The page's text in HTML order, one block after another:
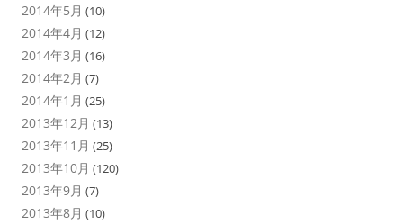
2014年5月 (10)
2014年4月 (12)
2014年3月 (16)
2014年2月 (7)
2014年1月 (25)
2013年12月 (13)
2013年11月 (25)
2013年10月 (120)
2013年9月 (7)
2013年8月 (10)